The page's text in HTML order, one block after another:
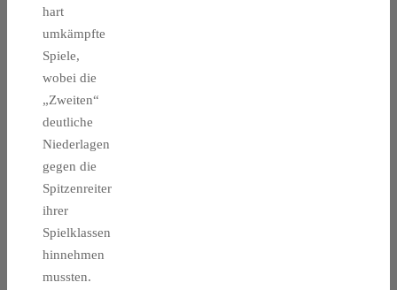
hart
umkämpfte
Spiele,
wobei die
„Zweiten“
deutliche
Niederlagen
gegen die
Spitzenreiter
ihrer
Spielklassen
hinnehmen
mussten.